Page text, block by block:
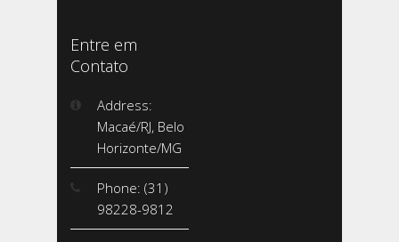
Entre em
Contato
Address:
Macaé/RJ, Belo
Horizonte/MG
Phone: (31)
98228-9812